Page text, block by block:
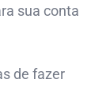
sua conta
de fazer